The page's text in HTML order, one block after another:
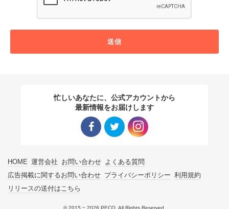
送信
忙しいあなたに、公式アカウントから
最新情報をお届けします
HOME 運営会社 お問い合わせ よくある質問
広告掲載に関するお問い合わせ プライバシーポリシー 利用規約
リリースの送付はこちら
© 2015 ~ 2026 PECO. All Rights Reserved.